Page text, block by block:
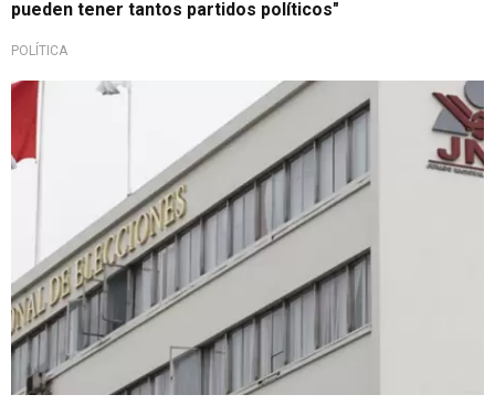
pueden tener tantos partidos políticos"
POLÍTICA
Vence plazo